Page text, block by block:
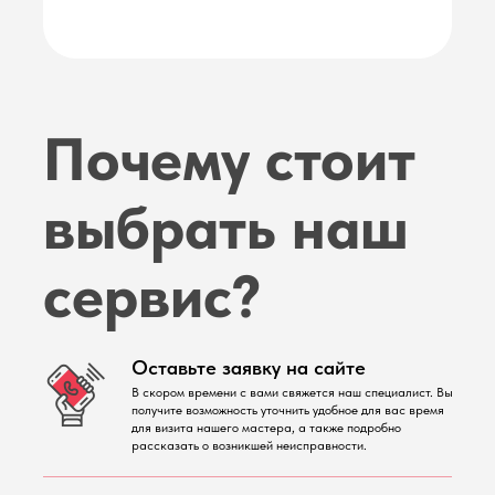
Оставьте заявку на сайте
В скором времени с вами свяжется наш специалист. Вы
получите возможность уточнить удобное для вас время
для визита нашего мастера, а также подробно
рассказать о возникшей неисправности.
Почему стоит
выбрать наш
сервис?